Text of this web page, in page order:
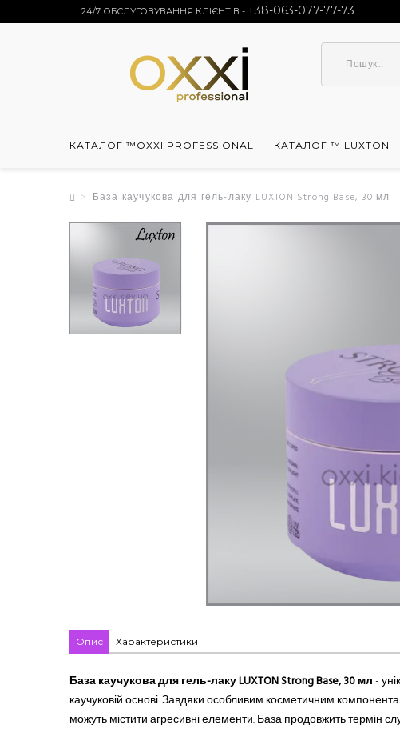
24/7 ОБСЛУГОВУВАННЯ КЛІЄНТІВ - +38-063-077-77-73
КАТАЛОГ ™OXXI PROFESSIONAL КАТАЛОГ ™ LUXTON
База каучукова для гель-лаку LUXTON Strong Base, 30 мл
Опис Характеристики
База каучукова для гель-лаку LUXTON Strong Base, 30 мл-
каучуковій основі. Завдяки особливим косметичним
можуть містити агресивні елементи. База продовжить термін